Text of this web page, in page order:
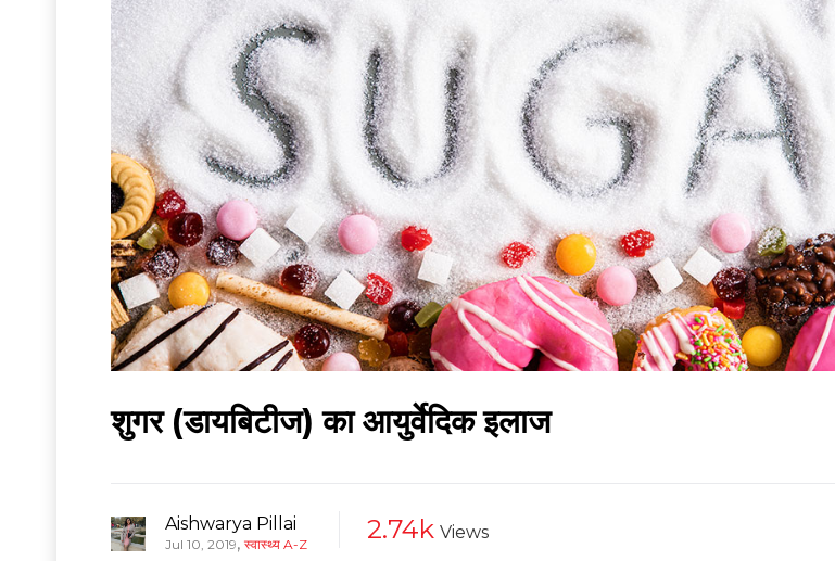
शुगर (डायबिटीज) का आयुर्वेदिक इलाज
Aishwarya Pillai
Jul 10, 2019, स्वास्थ्य A-Z 2.74k Views